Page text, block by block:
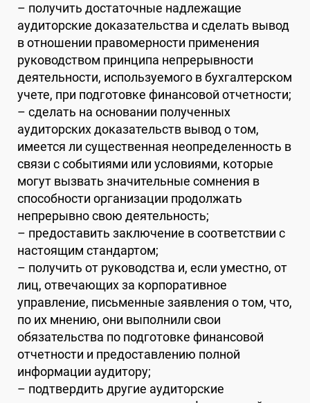
– получить достаточные надлежащие
аудиторские доказательства и сделать вывод
в отношении правомерности применения
руководством принципа непрерывности
деятельности, используемого в бухгалтерском
учете, при подготовке финансовой отчетности;
– сделать на основании полученных
аудиторских доказательств вывод о том,
имеется ли существенная неопределенность в
связи с событиями или условиями, которые
могут вызвать значительные сомнения в
способности организации продолжать
непрерывно свою деятельность;
– предоставить заключение в соответствии с
настоящим стандартом;
– получить от руководства и, если уместно, от
лиц, отвечающих за корпоративное
управление, письменные заявления о том, что,
по их мнению, они выполнили свои
обязательства по подготовке финансовой
отчетности и предоставлению полной
информации аудитору;
– подтвердить другие аудиторские